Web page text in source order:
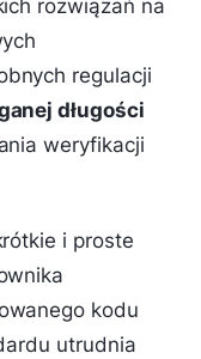
rozwiązań na
regulacji
długości
weryfikacji
i proste
kodu
utrudnia